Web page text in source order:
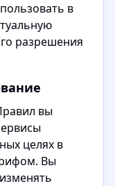
в
разрешения
вы
целях в
Вы